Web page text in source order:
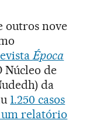
outros nove
Época
Núcleo de
da
1.250 casos
um relatório